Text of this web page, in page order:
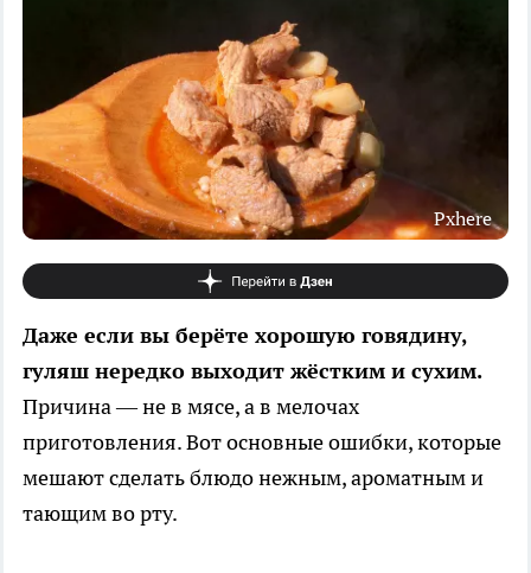
Pxhere
Даже если вы берёте хорошую говядину,
гуляш нередко выходит жёстким и сухим.
Причина — не в мясе, а в мелочах
приготовления. Вот основные ошибки, которые
мешают сделать блюдо нежным, ароматным и
тающим во рту.